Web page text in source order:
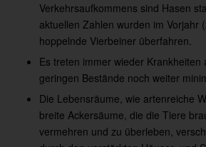
Verkehrsaufkommens sind Hasen
aktuellen Zahlen wurden im Vorjahr
hoppelnde Vierbeiner überfahren.
Es treten immer wieder Krankheiten
geringen Bestände noch weiter
Die Lebensräume, wie artenreiche
breite Ackersäume, die die Tiere
vermehren und zu überleben,